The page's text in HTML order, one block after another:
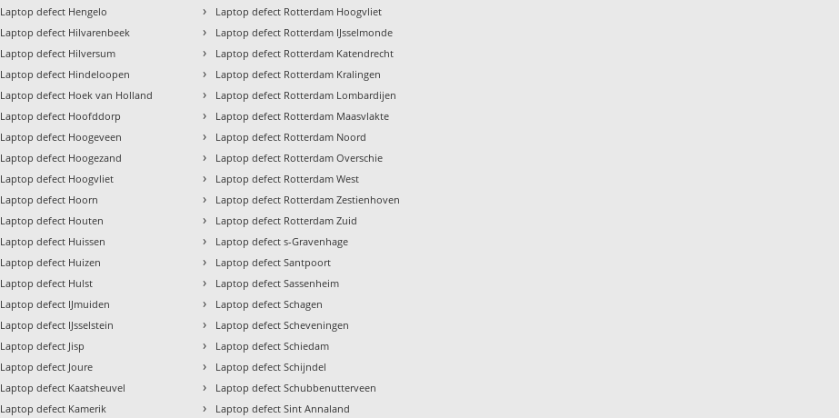
Laptop defect Hengelo
Laptop defect Hilvarenbeek
Laptop defect Hilversum
Laptop defect Hindeloopen
Laptop defect Hoek van Holland
Laptop defect Hoofddorp
Laptop defect Hoogeveen
Laptop defect Hoogezand
Laptop defect Hoogvliet
Laptop defect Hoorn
Laptop defect Houten
Laptop defect Huissen
Laptop defect Huizen
Laptop defect Hulst
Laptop defect IJmuiden
Laptop defect IJsselstein
Laptop defect Jisp
Laptop defect Joure
Laptop defect Kaatsheuvel
Laptop defect Kamerik
› Laptop defect Rotterdam Hoogvliet
› Laptop defect Rotterdam IJsselmonde
› Laptop defect Rotterdam Katendrecht
› Laptop defect Rotterdam Kralingen
› Laptop defect Rotterdam Lombardijen
› Laptop defect Rotterdam Maasvlakte
› Laptop defect Rotterdam Noord
› Laptop defect Rotterdam Overschie
› Laptop defect Rotterdam West
› Laptop defect Rotterdam Zestienhoven
› Laptop defect Rotterdam Zuid
› Laptop defect s-Gravenhage
› Laptop defect Santpoort
› Laptop defect Sassenheim
› Laptop defect Schagen
› Laptop defect Scheveningen
› Laptop defect Schiedam
› Laptop defect Schijndel
› Laptop defect Schubbenutterveen
› Laptop defect Sint Annaland